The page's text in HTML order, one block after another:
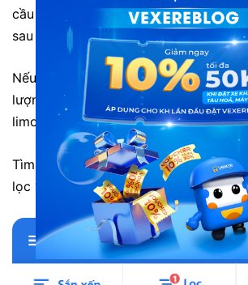
cầu thì thông tin các hãng xe sẽ được
sau đó.
Nếu hành khách có nhu cầu tìm xe
lượng cao thì có thể nhấp chọn bộ lọc
limousine 20 phòng” hoặc “Xe giường
Tìm xe được đánh giá tốt, đạt chuẩn
lọc “Xe 3 chuẩn”.